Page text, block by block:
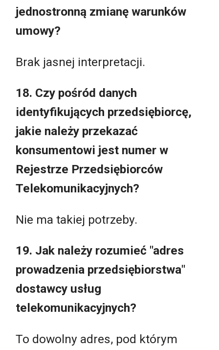
jednostronną zmianę warunków
umowy?
Brak jasnej interpretacji.
18. Czy pośród danych
identyfikujących przedsiębiorcę,
jakie należy przekazać
konsumentowi jest numer w
Rejestrze Przedsiębiorców
Telekomunikacyjnych?
Nie ma takiej potrzeby.
19. Jak należy rozumieć "adres
prowadzenia przedsiębiorstwa"
dostawcy usług
telekomunikacyjnych?
To dowolny adres, pod którym